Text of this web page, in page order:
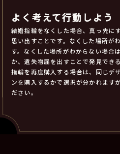
よく考えて行動しよう
結婚指輪をなくした場合、真っ先に
思い出すことです。なくした場所が
す。なくした場所がわからない場合
か、遺失物届を出すことで発見でき
指輪を再度購入する場合は、同じデ
ンを購入するかで選択が分かれます
ださい。